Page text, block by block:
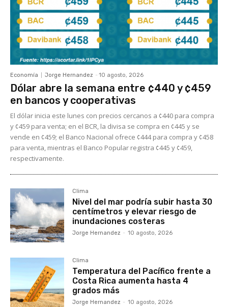
Economía Jorge Hernandez - 10 agosto, 2026
Dólar abre la semana entre ¢440 y ¢459
en bancos y cooperativas
El dólar inicia este lunes con precios cercanos a ¢440 para compra
y ¢459 para venta; en el BCR, la divisa se compra en ¢445 y se
vende en ¢459; el Banco Nacional ofrece ¢444 para compra y ¢458
para venta, mientras el Banco Popular registra ¢445 y ¢459,
respectivamente.
Clima
Nivel del mar podría subir hasta 30
centímetros y elevar riesgo de
inundaciones costeras
Jorge Hernandez - 10 agosto, 2026
Clima
Temperatura del Pacífico frente a
Costa Rica aumenta hasta 4
grados más
Jorge Hernandez - 10 agosto, 2026